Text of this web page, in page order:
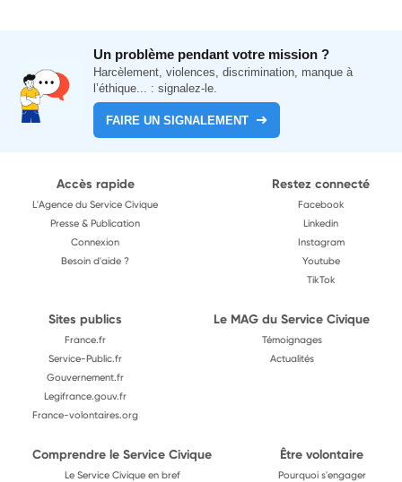
Un problème pendant votre mission ?
Harcèlement, violences, discrimination, manque à
l’éthique... : signalez-le.
FAIRE UN SIGNALEMENT
Accès rapide
L'Agence du Service Civique
Presse & Publication
Connexion
Besoin d'aide ?
Restez connecté
Facebook
Linkedin
Instagram
Youtube
TikTok
Sites publics
France.fr
Service-Public.fr
Gouvernement.fr
Legifrance.gouv.fr
France-volontaires.org
Le MAG du Service Civique
Témoignages
Actualités
Comprendre le Service Civique
Le Service Civique en bref
Être volontaire
Pourquoi s'engager